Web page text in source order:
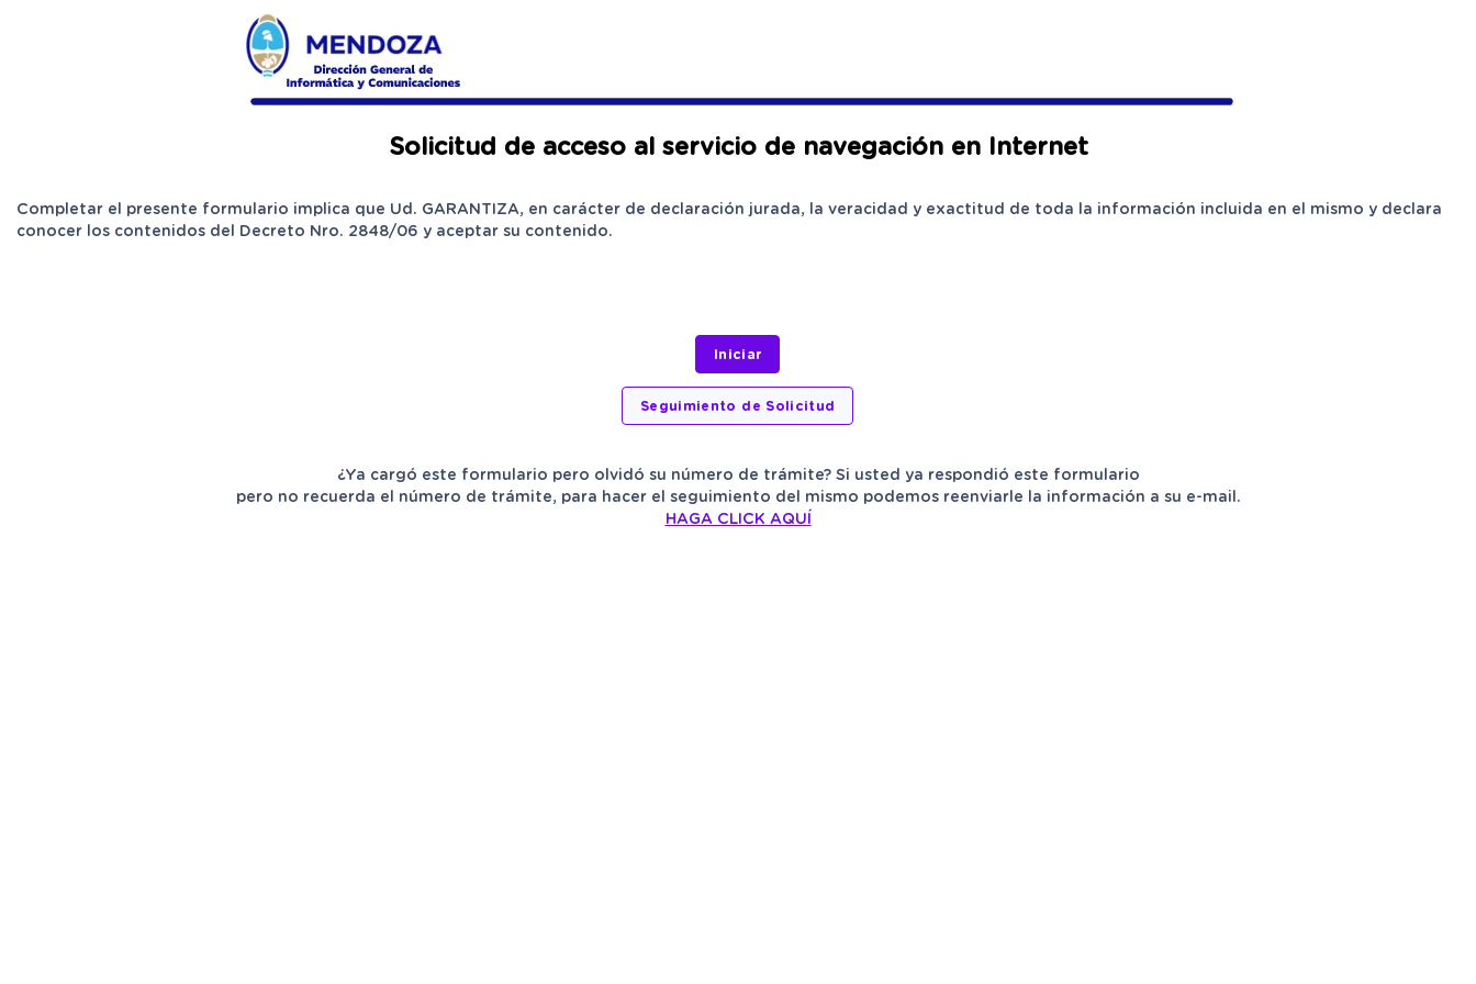
Solicitud de acceso al servicio de navegación en Internet
Completar el presente formulario implica que Ud. GARANTIZA, en carácter de declaración jurada, la veracidad y exactitud de toda la información incluida en el mismo y declara
conocer los contenidos del Decreto Nro. 2848/06 y aceptar su contenido.
¿Ya cargó este formulario pero olvidó su número de trámite? Si usted ya respondió este formulario
pero no recuerda el número de trámite, para hacer el seguimiento del mismo podemos reenviarle la información a su e-mail.
HAGA CLICK AQUÍ